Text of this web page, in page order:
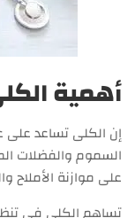
أهمية
إن الكلى تساعد
السموم والفضلات
على موازنة الأملاح